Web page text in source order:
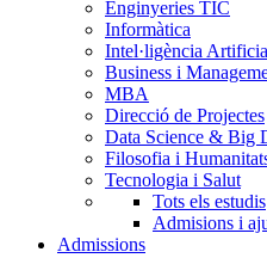
Enginyeries TIC
Informàtica
Intel·ligència
Business i
MBA
Direcció de Projectes
Data Science & Big
Filosofia i
Tecnologia i Salut
Tots els estudis
Admisions i
Admissions